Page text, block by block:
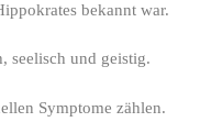
bekannt war.
seelisch und geistig.
Symptome zählen.